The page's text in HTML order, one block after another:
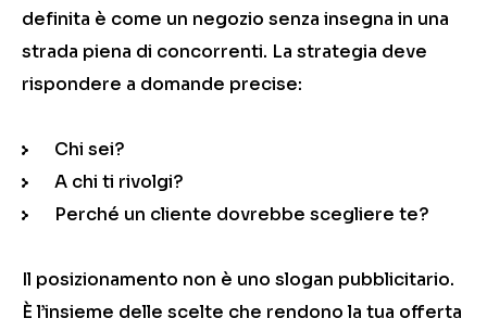
definita è come un negozio senza insegna in una
strada piena di concorrenti. La strategia deve
rispondere a domande precise:
Chi sei?
A chi ti rivolgi?
Perché un cliente dovrebbe scegliere te?
Il posizionamento non è uno slogan pubblicitario.
È l’insieme delle scelte che rendono la tua offerta